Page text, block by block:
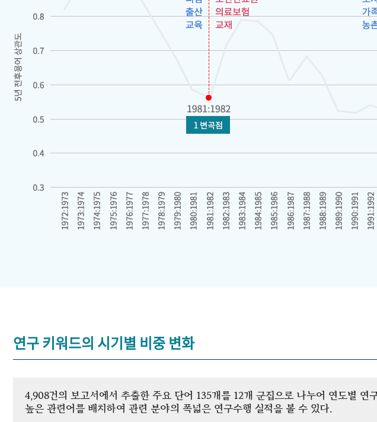
연구 키워드의 시기별 비중 변화
4,908건의 보고서에서 추출한 주요 단어 135개를 12개 군집으로 나누어 연도별
높은 관련어를 배치하여 관련 분야의 폭넓은 연구수행 실적을 볼 수 있다.